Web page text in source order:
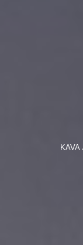
KAVA